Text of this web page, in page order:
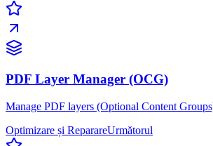
PDF Layer Manager (OCG)
Manage PDF layers (Optional Content
Optimizare și ReparareUrmătorul